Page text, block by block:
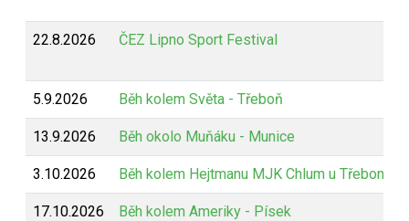
22.8.2026 ČEZ Lipno Sport Festival
5.9.2026 Běh kolem Světa - Třeboň
13.9.2026 Běh okolo Muňáku - Munice
3.10.2026 Běh kolem Hejtmanu MJK Chlum u Třeboně
17.10.2026 Běh kolem Ameriky - Písek